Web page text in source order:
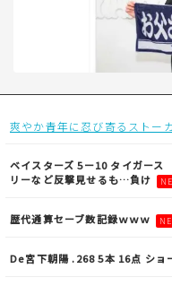
爽やか青年に忍び寄るストー
ベイスターズ 5ー10 タイガー
リーなど反撃見せるも…負け
歴代通算セーブ数記録ｗｗｗ
De宮下朝陽 .268 5本 16点 シ